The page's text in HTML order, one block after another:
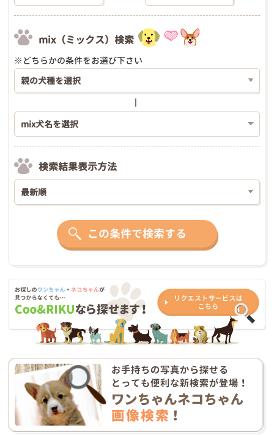
mix（ミックス）検索
※どちらかの条件をお選び下さい
検索結果表示方法
この条件で検索する